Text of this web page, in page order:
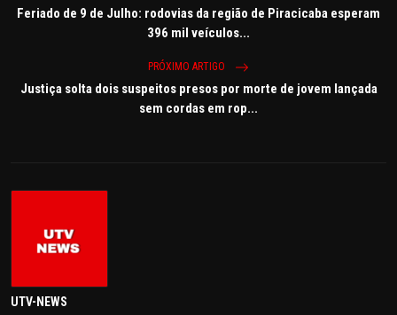
Feriado de 9 de Julho: rodovias da região de Piracicaba esperam
396 mil veículos...
PRÓXIMO ARTIGO
Justiça solta dois suspeitos presos por morte de jovem lançada
sem cordas em rop...
UTV-NEWS